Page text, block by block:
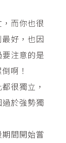
而你也很
好，也因
注意的是
啊！
很獨立，
於強勢獨
間開始嘗